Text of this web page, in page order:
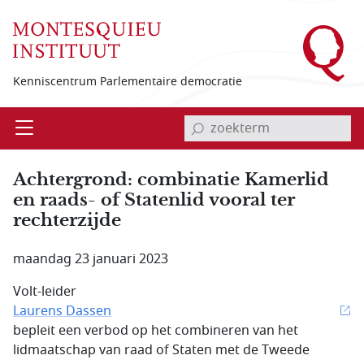
Kenniscentrum Parlementaire democratie
Open invoerveld zoekterm
Achtergrond: combinatie Kamerlid
en raads- of Statenlid vooral ter
rechterzijde
maandag 23 januari 2023
Volt-leider
Laurens Dassen
bepleit een verbod op het combineren van het
lidmaatschap van raad of Staten met de Tweede